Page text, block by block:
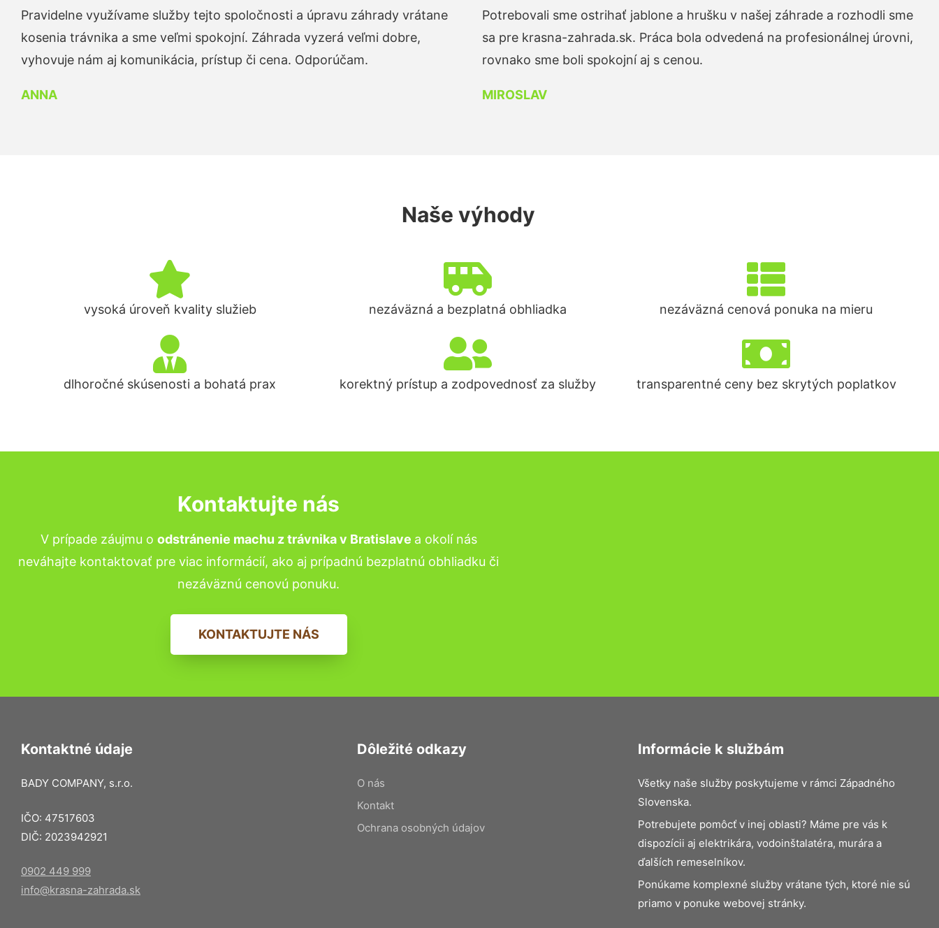
Pravidelne využívame služby tejto spoločnosti a úpravu záhrady vrátane
kosenia trávnika a sme veľmi spokojní. Záhrada vyzerá veľmi dobre,
vyhovuje nám aj komunikácia, prístup či cena. Odporúčam.
ANNA
Potrebovali sme ostrihať jablone a hrušku v našej záhrade a rozhodli sme
sa pre krasna-zahrada.sk. Práca bola odvedená na profesionálnej úrovni,
rovnako sme boli spokojní aj s cenou.
MIROSLAV
Naše výhody
vysoká úroveň kvality služieb nezáväzná a bezplatná obhliadka nezáväzná cenová ponuka na mieru
dlhoročné skúsenosti a bohatá prax korektný prístup a zodpovednosť za služby transparentné ceny bez skrytých poplatkov
Kontaktujte nás
V prípade záujmu o odstránenie machu z trávnikav Bratislave a okolí nás
neváhajte kontaktovať pre viac informácií, ako aj prípadnú bezplatnú obhliadku či
nezáväznú cenovú ponuku.
KONTAKTUJTE NÁS
Kontaktné údaje
BADY COMPANY, s.r.o.
IČO: 47517603
DIČ: 2023942921
0902 449 999
info@krasna-zahrada.sk
Dôležité odkazy
O nás
Kontakt
Ochrana osobných údajov
Informácie k službám
Všetky naše služby poskytujeme v rámci Západného
Slovenska.
Potrebujete pomôcť v inej oblasti? Máme pre vás k
dispozícii aj elektrikára, vodoinštalatéra, murára a
ďalších remeselníkov.
Ponúkame komplexné služby vrátane tých, ktoré nie sú
priamo v ponuke webovej stránky.